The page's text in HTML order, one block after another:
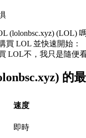
算的永續合約
(lolonbsc.xyz) (LOL)
買 LOL 並快速開始：
LOL不，我只是隨便
的
速度
即時